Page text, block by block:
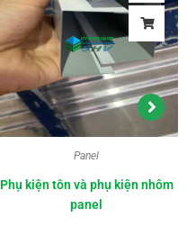
Panel
Phụ kiện tôn và phụ kiện nhôm
panel